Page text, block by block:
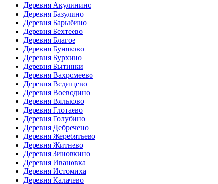
Деревня Акулинино
Деревня Базулино
Деревня Барыбино
Деревня Бехтеево
Деревня Благое
Деревня Буняково
Деревня Бурхино
Деревня Бытинки
Деревня Вахромеево
Деревня Ведищево
Деревня Воеводино
Деревня Вяльково
Деревня Глотаево
Деревня Голубино
Деревня Дебречено
Деревня Жеребятьево
Деревня Житнево
Деревня Зиновкино
Деревня Ивановка
Деревня Истомиха
Деревня Калачево